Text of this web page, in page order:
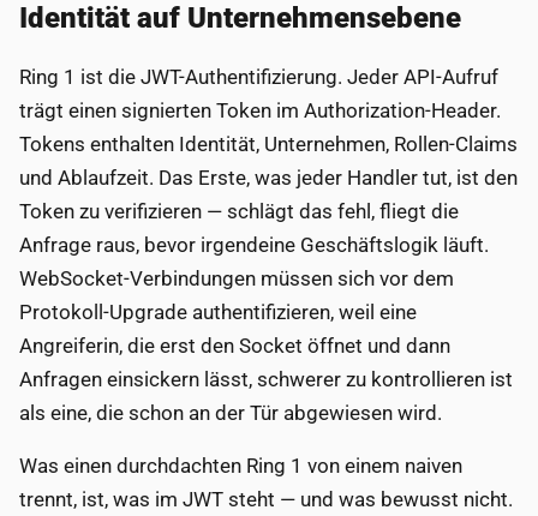
Identität auf Unternehmensebene
Ring 1 ist die JWT-Authentifizierung. Jeder API-Aufruf
trägt einen signierten Token im Authorization-Header.
Tokens enthalten Identität, Unternehmen, Rollen-Claims
und Ablaufzeit. Das Erste, was jeder Handler tut, ist den
Token zu verifizieren — schlägt das fehl, fliegt die
Anfrage raus, bevor irgendeine Geschäftslogik läuft.
WebSocket-Verbindungen müssen sich vor dem
Protokoll-Upgrade authentifizieren, weil eine
Angreiferin, die erst den Socket öffnet und dann
Anfragen einsickern lässt, schwerer zu kontrollieren ist
als eine, die schon an der Tür abgewiesen wird.
Was einen durchdachten Ring 1 von einem naiven
trennt, ist, was im JWT steht — und was bewusst nicht.